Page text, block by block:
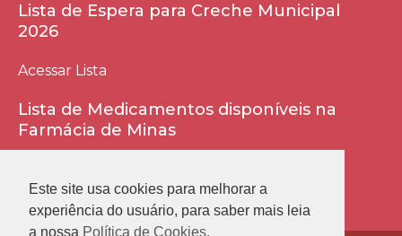
Lista de Espera para Creche Municipal
2026
Acessar Lista
Lista de Medicamentos disponíveis na
Farmácia de Minas
Este site usa cookies para melhorar a
experiência do usuário, para saber mais leia
a nossa Política de Cookies.